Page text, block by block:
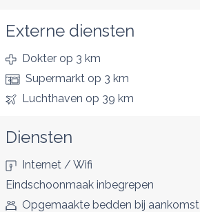
Externe diensten
Dokter op 3 km
Supermarkt op 3 km
Luchthaven op 39 km
Diensten
Internet / Wifi
Eindschoonmaak inbegrepen
Opgemaakte bedden bij aankomst